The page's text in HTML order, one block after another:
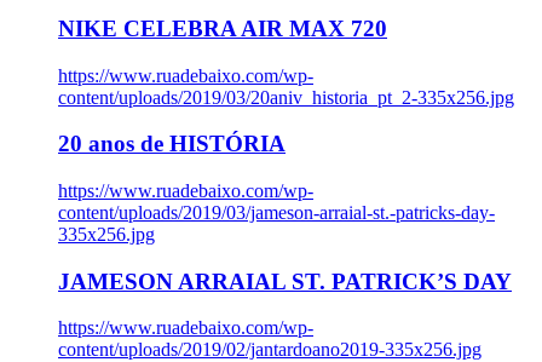
NIKE CELEBRA AIR MAX 720
https://www.ruadebaixo.com/wp-
content/uploads/2019/03/20aniv_historia_pt_2-335x256.jpg
20 anos de HISTÓRIA
https://www.ruadebaixo.com/wp-
content/uploads/2019/03/jameson-arraial-st.-patricks-day-
335x256.jpg
JAMESON ARRAIAL ST. PATRICK’S DAY
https://www.ruadebaixo.com/wp-
content/uploads/2019/02/jantardoano2019-335x256.jpg